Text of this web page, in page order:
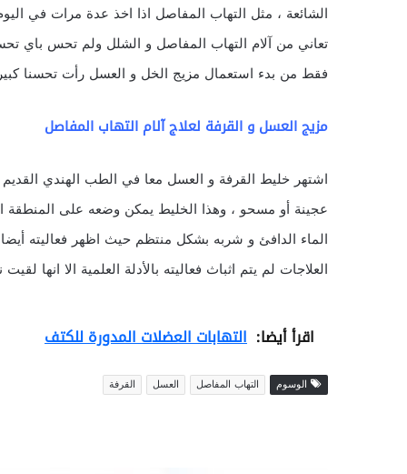
الشائعة ، مثل التهاب المفاصل اذا اخذ عدة مرات في
تعاني من آلام التهاب المفاصل و الشلل ولم تحس باي
فقط من بدء استعمال مزيج الخل و العسل رأت تحسنا
مزيج العسل و القرفة لعلاج آلام التهاب المفاصل
اشتهر خليط القرفة و العسل معا في الطب الهندي
عجينة أو مسحو ، وهذا الخليط يمكن وضعه على
الماء الدافئ و شربه بشكل منتظم حيث اظهر فعاليته
العلاجات لم يتم اثباث فعاليته بالأدلة العلمية الا
اقرأ أيضا: التهابات العضلات المدورة للكتف
الوسوم التهاب المفاصل العسل القرفة